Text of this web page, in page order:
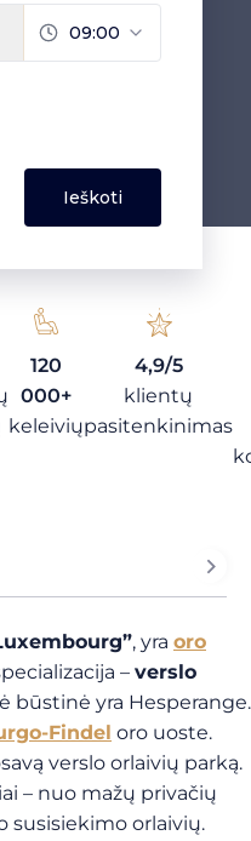
120
000+
keleivių
4,9/5
klientų
pasitenkinimas
, yra oro
– verslo
būstinė yra Hesperange.
Findel oro uoste.
verslo orlaivių parką.
– nuo mažų privačių
orlaivių.